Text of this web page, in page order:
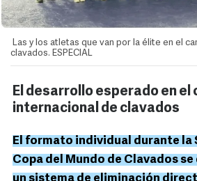
Las y los atletas que van por la élite en el
clavados. ESPECIAL
El desarrollo esperado en el
internacional de clavados
El formato individual durante la
Copa del Mundo de Clavados